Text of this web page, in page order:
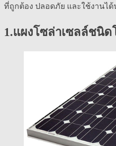
ที่ถูกต้อง ปลอดภัย และใช้งานไ
1.แผงโซล่าเซลล์ชนิ